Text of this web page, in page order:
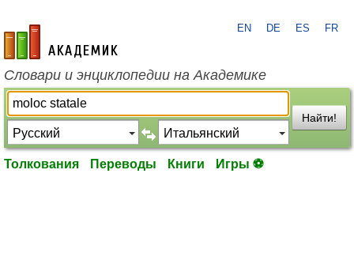
academic.ru
EN DE ES FR
Словари и энциклопедии на Академике
Найти!
Толкования Переводы Книги Игры ⚽